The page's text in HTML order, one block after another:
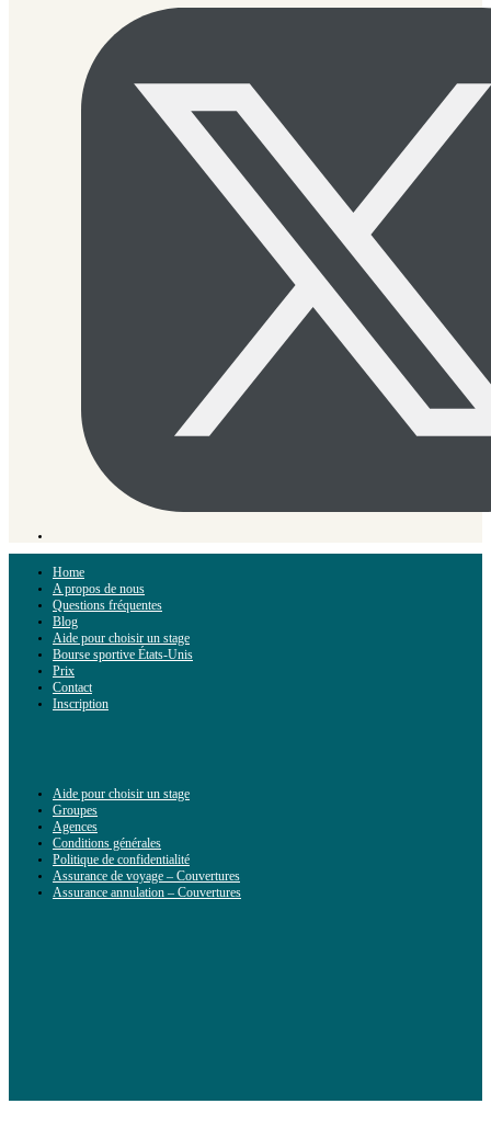
Home
A propos de nous
Questions fréquentes
Blog
Aide pour choisir un stage
Bourse sportive États-Unis
Prix
Contact
Inscription
Aide pour choisir un stage
Groupes
Agences
Conditions générales
Politique de confidentialité
Assurance de voyage – Couvertures
Assurance annulation – Couvertures